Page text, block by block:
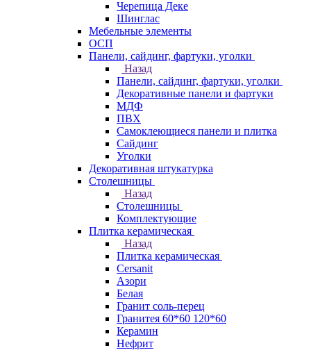
Черепица Деке
Шинглас
Мебельные элементы
ОСП
Панели, сайдинг, фартуки, уголки
Назад
Панели, сайдинг, фартуки, уголки
Декоративные панели и фартуки
МДФ
ПВХ
Самоклеющиеся панели и плитка
Сайдинг
Уголки
Декоративная штукатурка
Столешницы
Назад
Столешницы
Комплектующие
Плитка керамическая
Назад
Плитка керамическая
Cersanit
Азори
Белая
Гранит соль-перец
Гранитея 60*60 120*60
Керамин
Нефрит